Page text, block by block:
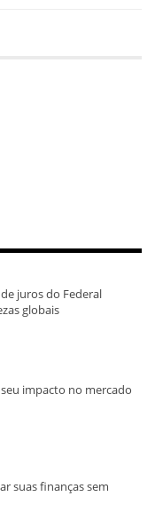
juros do Federal
globais
impacto no mercado
suas finanças sem